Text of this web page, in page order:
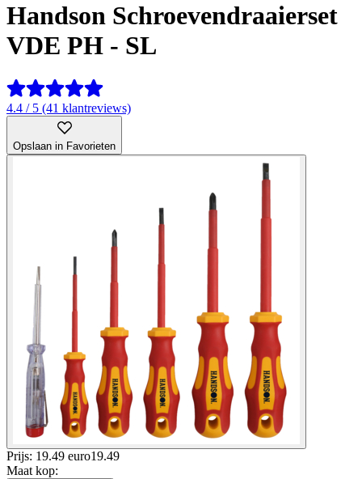
Handson Schroevendraaierset
VDE PH - SL
4.4 / 5 (41 klantreviews)
Opslaan in Favorieten
Prijs: 19.49 euro19.49
Maat kop: